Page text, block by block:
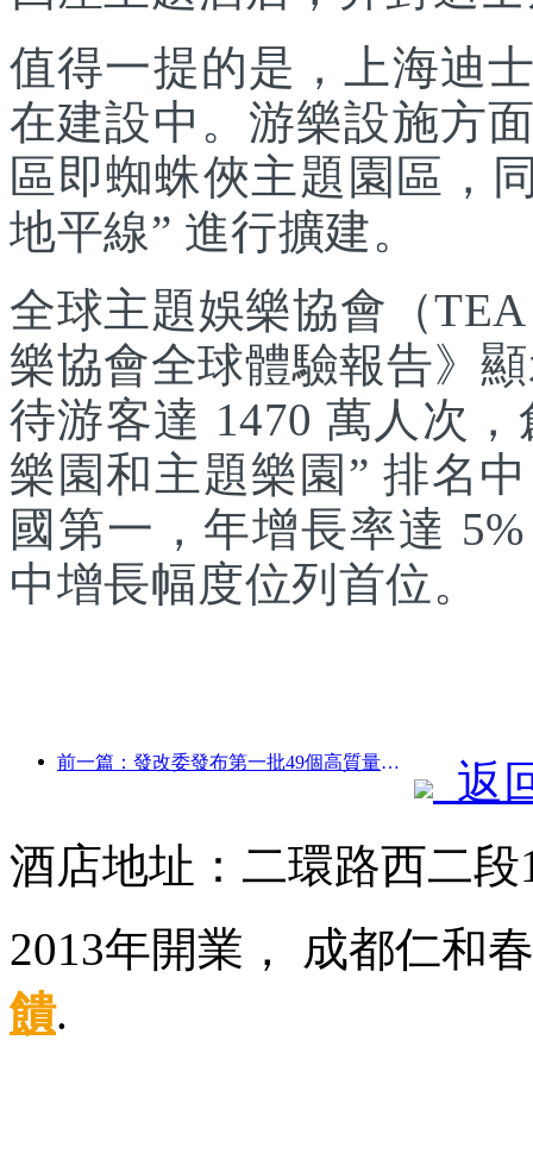
值得一提的是，上海迪
在建設中。游樂設施方
區即蜘蛛俠主題園區，
地平線” 進行擴建。
全球主題娛樂協會（
樂協會全球體驗報告》
待游客達 1470 萬人次
樂園和主題樂園” 排名
國第一，年增長率達
中增長幅度位列首位。
前一篇：發改委發布第一批49個高質量戶外運動目的地名單
返
酒店地址：二環路西二
2013年開業， 成都仁
饋.